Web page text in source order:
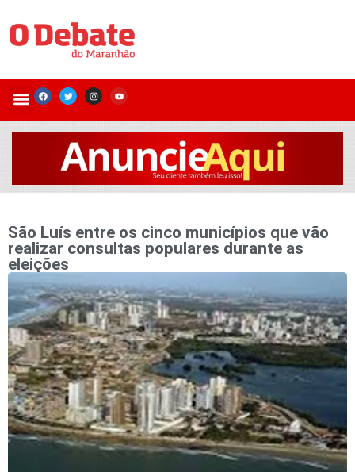
São Luís entre os cinco municípios que vão
realizar consultas populares durante as
eleições